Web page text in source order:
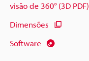
visão de 360° (3D PDF)
Dimensões
Software